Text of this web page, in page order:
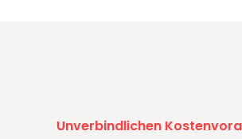
Unverbindlichen